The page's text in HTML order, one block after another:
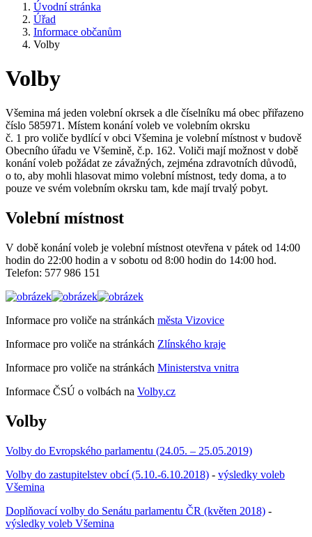
Úvodní stránka
Úřad
Informace občanům
Volby
Volby
Všemina má jeden volební okrsek a dle číselníku má obec přiřazeno
číslo 585971. Místem konání voleb ve volebním okrsku
č. 1 pro voliče bydlící v obci Všemina je volební místnost v budově
Obecního úřadu ve Všemině, č.p. 162. Voliči mají možnost v době
konání voleb požádat ze závažných, zejména zdravotních důvodů,
o to, aby mohli hlasovat mimo volební místnost, tedy doma, a to
pouze ve svém volebním okrsku tam, kde mají trvalý pobyt.
Volební místnost
V době konání voleb je volební místnost otevřena v pátek od 14:00
hodin do 22:00 hodin a v sobotu od 8:00 hodin do 14:00 hod.
Telefon: 577 986 151
Informace pro voliče na stránkách města Vizovice
Informace pro voliče na stránkách Zlínského kraje
Informace pro voliče na stránkách Ministerstva vnitra
Informace ČSÚ o volbách na Volby.cz
Volby
Volby do Evropského parlamentu (24.05. – 25.05.2019)
Volby do zastupitelstev obcí (5.10.-6.10.2018) - výsledky voleb
Všemina
Doplňovací volby do Senátu parlamentu ČR (květen 2018) -
výsledky voleb Všemina